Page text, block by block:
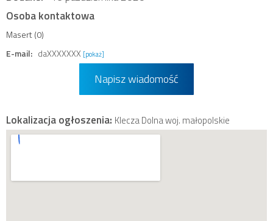
Osoba kontaktowa
Masert (0)
E-mail: daXXXXXXX [pokaż]
Napisz wiadomość
Lokalizacja ogłoszenia: Klecza Dolna woj. małopolskie